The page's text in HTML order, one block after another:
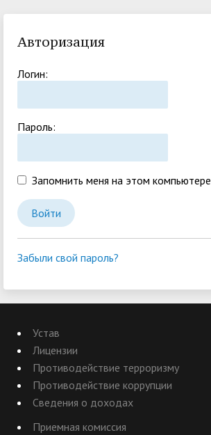
Авторизация
Логин:
Пароль:
Запомнить меня на этом компьютере
Забыли свой пароль?
Устав
Лицензии
Противодействие терроризму
Противодействие коррупции
Сведения о доходах
Приемная комиссия